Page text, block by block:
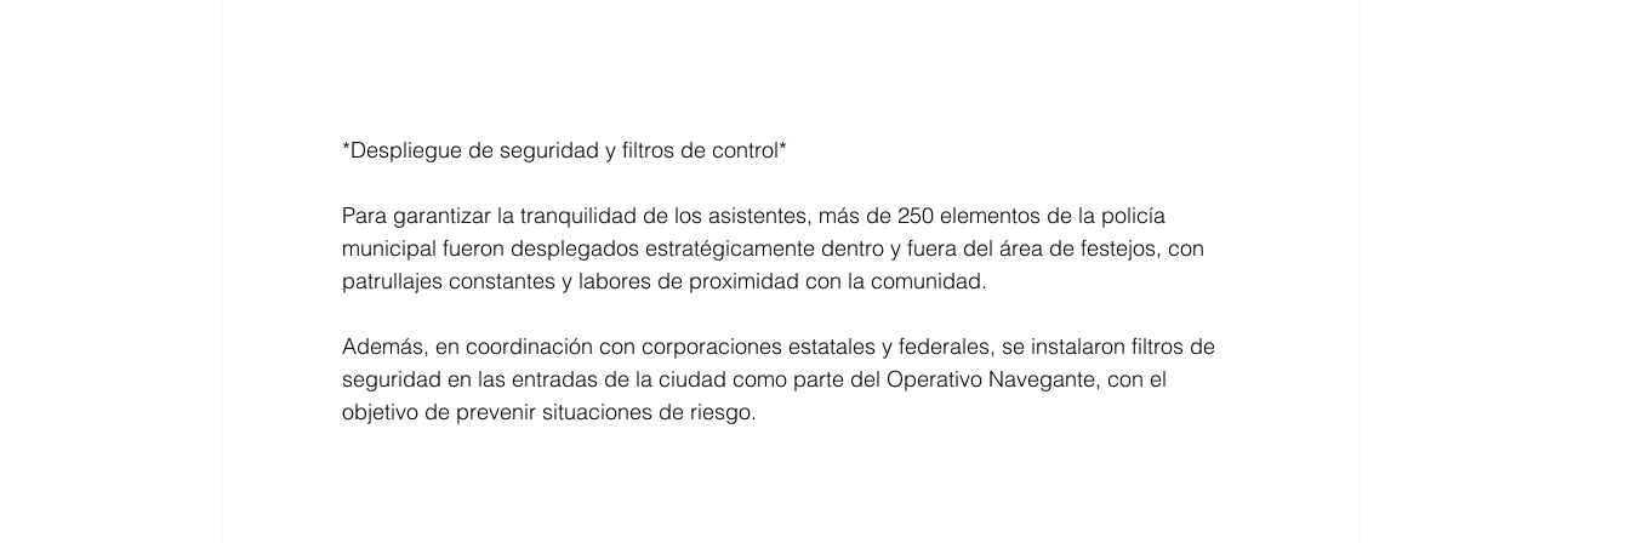
*Despliegue de seguridad y filtros de control*
Para garantizar la tranquilidad de los asistentes, más de 250 elementos de la policía
municipal fueron desplegados estratégicamente dentro y fuera del área de festejos, con
patrullajes constantes y labores de proximidad con la comunidad.
Además, en coordinación con corporaciones estatales y federales, se instalaron filtros de
seguridad en las entradas de la ciudad como parte del Operativo Navegante, con el
objetivo de prevenir situaciones de riesgo.